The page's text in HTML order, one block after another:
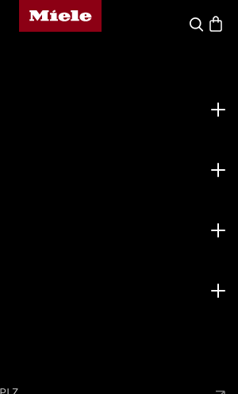
Miele-Homepage
Suche